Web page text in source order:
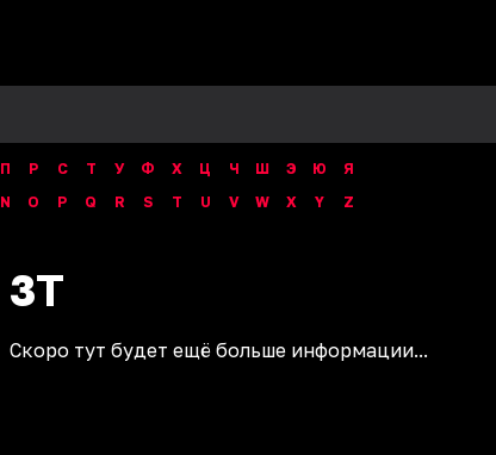
П Р С Т У Ф Х Ц Ч Ш Э Ю
Я
N O P Q R S T U V W X Y Z
3T
Скоро тут будет ещё больше информации...